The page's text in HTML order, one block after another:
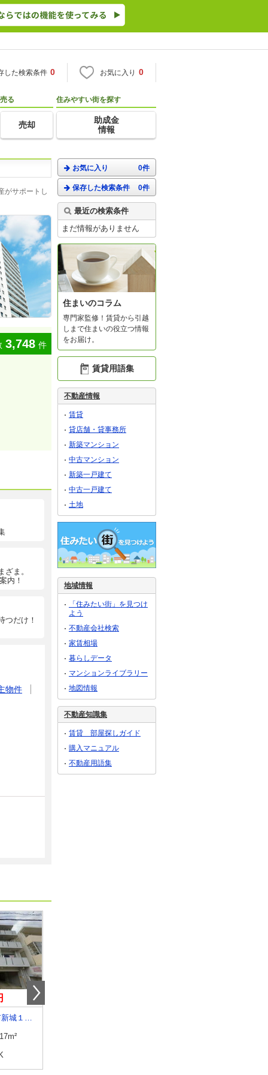
した検索条件 0 お気に入り 0
売る
売却
住みやすい街を探す
助成金
情報
がサポートし
3,748 件
ま。
内！
つだけ！
物件
沖縄県宜野湾市新城１丁目
お気に入り 0件
保存した検索条件 0件
最近の検索条件
まだ情報がありません
住まいのコラム
専門家監修！賃貸から引越
しまで住まいの役立つ情報
をお届け。
賃貸用語集
不動産情報
賃貸
貸店舗・貸事務所
新築マンション
中古マンション
新築一戸建て
中古一戸建て
土地
地域情報
「住みたい街」を見つけ
よう
不動産会社検索
家賃相場
暮らしデータ
マンションライブラリー
地図情報
不動産知識集
賃貸 部屋探しガイド
購入マニュアル
不動産用語集